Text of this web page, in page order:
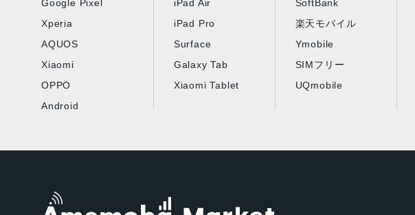
Google Pixel
Xperia
AQUOS
Xiaomi
OPPO
Android
iPad Air
iPad Pro
Surface
Galaxy Tab
Xiaomi Tablet
SoftBank
楽天モバイル
Ymobile
SIMフリー
UQmobile